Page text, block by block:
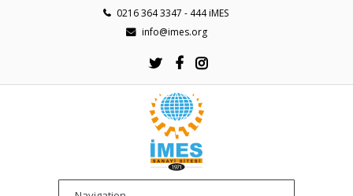
0216 364 3347 - 444 iMES
info@imes.org